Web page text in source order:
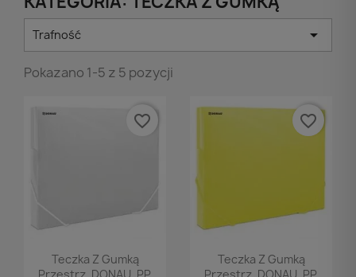
Trafność 
Pokazano 1-5 z 5 pozycji
Podgląd
Teczka Z Gumką
favorite_border
Podgląd
Teczka Z Gumką
favorite_border